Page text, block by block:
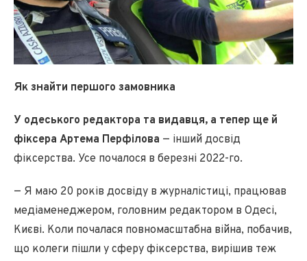
Як знайти першого замовника
У одеського редактора та видавця, а тепер ще й
фіксера Артема Перфілова — інший досвід
фіксерства. Усе почалося в березні 2022-го.
— Я маю 20 років досвіду в журналістиці, працював
медіаменеджером, головним редактором в Одесі,
Києві. Коли почалася повномасштабна війна, побачив,
що колеги пішли у сферу фіксерства, вирішив теж